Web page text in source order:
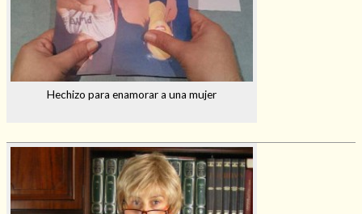
Hechizo para enamorar a una mujer